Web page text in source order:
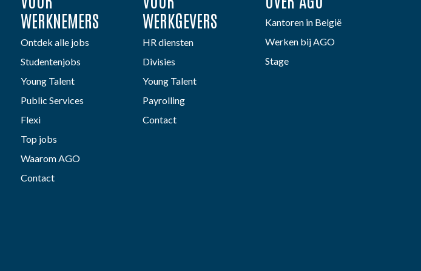
WERKNEMERS
Ontdek alle jobs
Studentenjobs
Young Talent
Public Services
Flexi
Top jobs
Waarom AGO
Contact
WERKGEVERS
HR diensten
Divisies
Young Talent
Payrolling
Contact
Kantoren in België
Werken bij AGO
Stage